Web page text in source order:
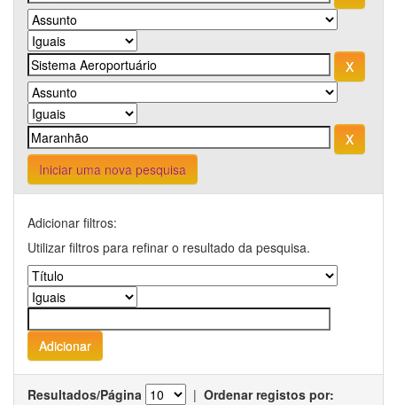
Iniciar uma nova pesquisa
Adicionar filtros:
Utilizar filtros para refinar o resultado da pesquisa.
Resultados/Página | Ordenar registos por: